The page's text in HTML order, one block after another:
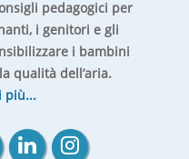
pedagogici per
i genitori e gli
i bambini
qualità dell’aria.
più...